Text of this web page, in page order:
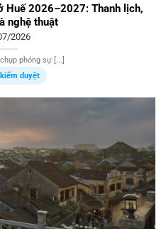
Huế 2026–2027: Thanh lịch,
nghệ thuật
2026
phóng sự [...]
duyệt